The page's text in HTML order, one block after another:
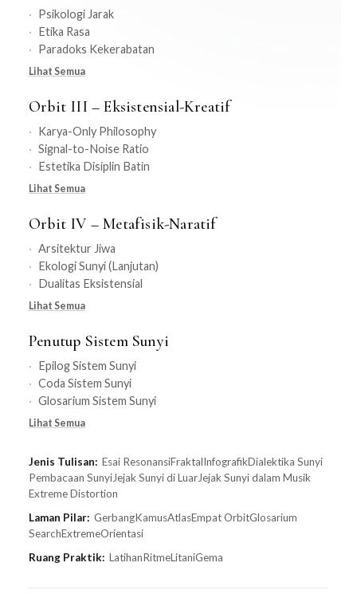
Psikologi Jarak
Etika Rasa
Paradoks Kekerabatan
Lihat Semua
Orbit III – Eksistensial-Kreatif
Karya-Only Philosophy
Signal-to-Noise Ratio
Estetika Disiplin Batin
Lihat Semua
Orbit IV – Metafisik-Naratif
Arsitektur Jiwa
Ekologi Sunyi (Lanjutan)
Dualitas Eksistensial
Lihat Semua
Penutup Sistem Sunyi
Epilog Sistem Sunyi
Coda Sistem Sunyi
Glosarium Sistem Sunyi
Lihat Semua
Jenis Tulisan: Esai ResonansiFraktalInfografikDialektika Sunyi
Pembacaan SunyiJejak Sunyi di LuarJejak Sunyi dalam Musik
Extreme Distortion
Laman Pilar: GerbangKamusAtlasEmpat OrbitGlosarium
SearchExtremeOrientasi
Ruang Praktik: LatihanRitmeLitaniGema